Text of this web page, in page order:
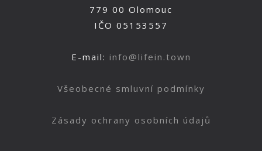
779 00 Olomouc
IČO 05153557
E-mail: info@lifein.town
Všeobecné smluvní podmínky
Zásady ochrany osobních údajů